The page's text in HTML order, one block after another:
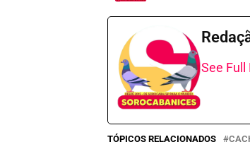
See Full
TÓPICOS RELACIONADOS